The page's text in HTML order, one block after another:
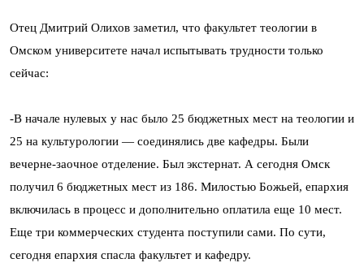
Отец Дмитрий Олихов заметил, что факультет теологии в
Омском университете начал испытывать трудности только
сейчас:
-В начале нулевых у нас было 25 бюджетных мест на теологии и
25 на культурологии — соединялись две кафедры. Были
вечерне-заочное отделение. Был экстернат. А сегодня Омск
получил 6 бюджетных мест из 186. Милостью Божьей, епархия
включилась в процесс и дополнительно оплатила еще 10 мест.
Еще три коммерческих студента поступили сами. По сути,
сегодня епархия спасла факультет и кафедру.